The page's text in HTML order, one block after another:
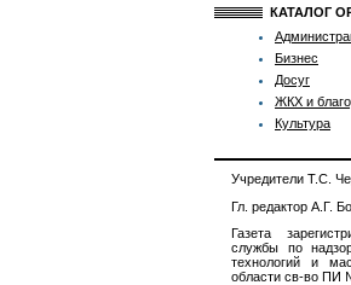
КАТАЛОГ
Бизнес
Досуг
ЖКХ и
Культура
Учредители Т.С.
Гл. редактор А.Г.
Газета
службы по
технологий и
области св-во ПИ